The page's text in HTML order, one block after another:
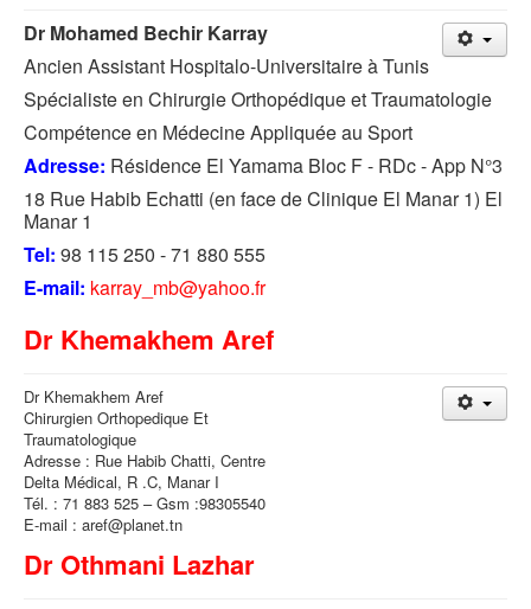
Dr Mohamed Bechir Karray
Ancien Assistant Hospitalo-Universitaire à Tunis
Spécialiste en Chirurgie Orthopédique et Traumatologie
Compétence en Médecine Appliquée au Sport
Adresse: Résidence El Yamama Bloc F - RDc - App N°3
18 Rue Habib Echatti (en face de Clinique El Manar 1) El
Manar 1
Tel: 98 115 250 - 71 880 555
E-mail: karray_mb@yahoo.fr
Dr Khemakhem Aref
Dr Khemakhem Aref
Chirurgien Orthopedique Et
Traumatologique
Adresse : Rue Habib Chatti, Centre
Delta Médical, R .C, Manar I
Tél. : 71 883 525 – Gsm :98305540
E-mail : aref@planet.tn
Dr Othmani Lazhar